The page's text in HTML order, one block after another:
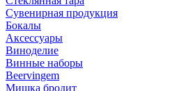
Сувенирная продукция
Бокалы
Аксессуары
Виноделие
Винные наборы
Beervingem
Мишка бродит